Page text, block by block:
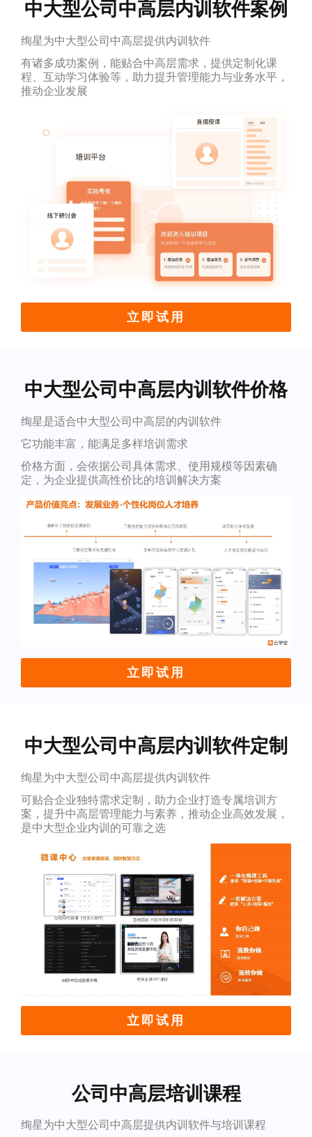
中大型公司中高层内训软件案例
绚星为中大型公司中高层提供内训软件
有诸多成功案例，能贴合中高层需求，提供定制化课
程、互动学习体验等，助力提升管理能力与业务水平，
推动企业发展
立即试用
中大型公司中高层内训软件价格
绚星是适合中大型公司中高层的内训软件
它功能丰富，能满足多样培训需求
价格方面，会依据公司具体需求、使用规模等因素确
定，为企业提供高性价比的培训解决方案
立即试用
中大型公司中高层内训软件定制
绚星为中大型公司中高层提供内训软件
可贴合企业独特需求定制，助力企业打造专属培训方
案，提升中高层管理能力与素养，推动企业高效发展，
是中大型企业内训的可靠之选
立即试用
公司中高层培训课程
绚星为中大型公司中高层提供内训软件与培训课程